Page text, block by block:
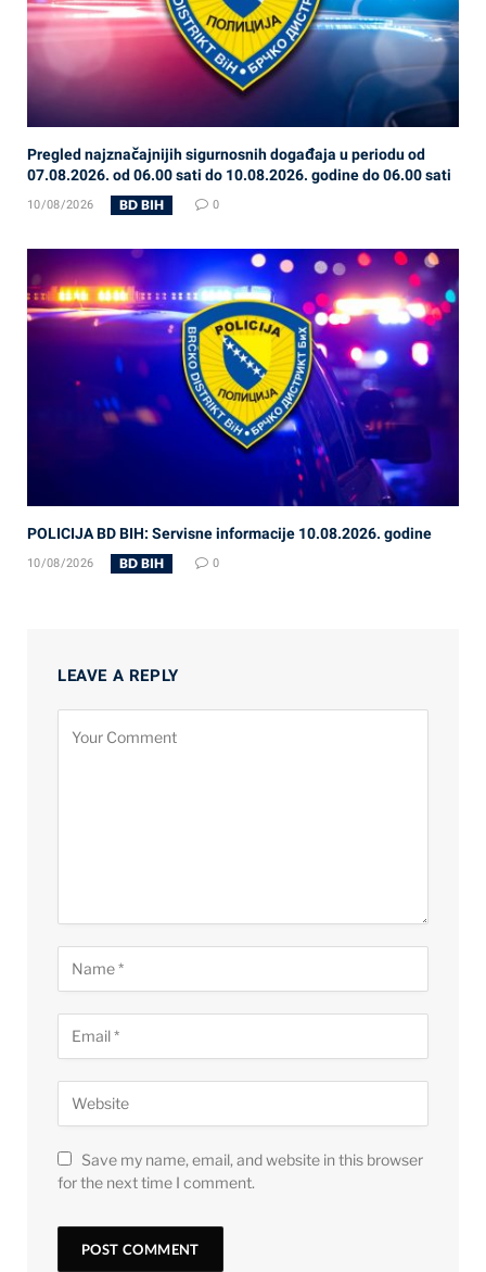
Pregled najznačajnijih sigurnosnih događaja u periodu od
07.08.2026. od 06.00 sati do 10.08.2026. godine do 06.00 sati
10/08/2026 BD BIH 0
POLICIJA BD BIH: Servisne informacije 10.08.2026. godine
10/08/2026 BD BIH 0
LEAVE A REPLY
Save my name, email, and website in this browser
for the next time I comment.